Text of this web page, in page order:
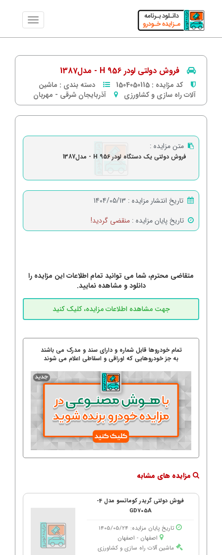
فروش دولتی لودر 956 H - مدل1387
کد مزایده : 1504050115 دسته بندی : ماشین
آلات راه سازی و کشاورزی
آذربایجان شرقی - مهربان
متن مزایده :
فروش دولتی یک دستگاه لودر 956 H - مدل1387
تاریخ انتشار مزایده : 1404/05/13
تاریخ پایان مزایده : منقضی گردید!
متقاضی محترم، شما می توانید تمام اطلاعات این مزایده را
دانلود و مشاهده نمایید.
تمام خودروها قابل شماره و دارای سند و مدرک می باشند
به جز خودروهایی که اوراقی و اسقاطی اعلام می شوند
مزایده های مشابه
فروش دولتی گریدر کوماتسو مدل 4-
GD705A
تاریخ پایان مزایده: 1405/05/24
اصفهان - اصفهان
ماشین آلات راه سازی و کشاورزی